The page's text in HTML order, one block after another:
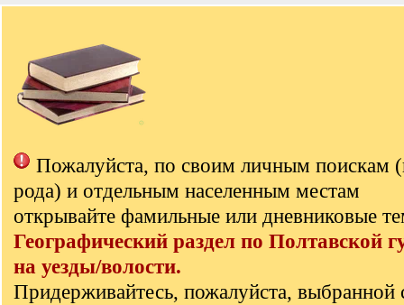
Пожалуйста, по своим личным поискам
рода) и отдельным населенным местам
открывайте фамильные или дневниковые
Географический раздел по Полтавской
на уезды/волости.
Придерживайтесь, пожалуйста, выбранной